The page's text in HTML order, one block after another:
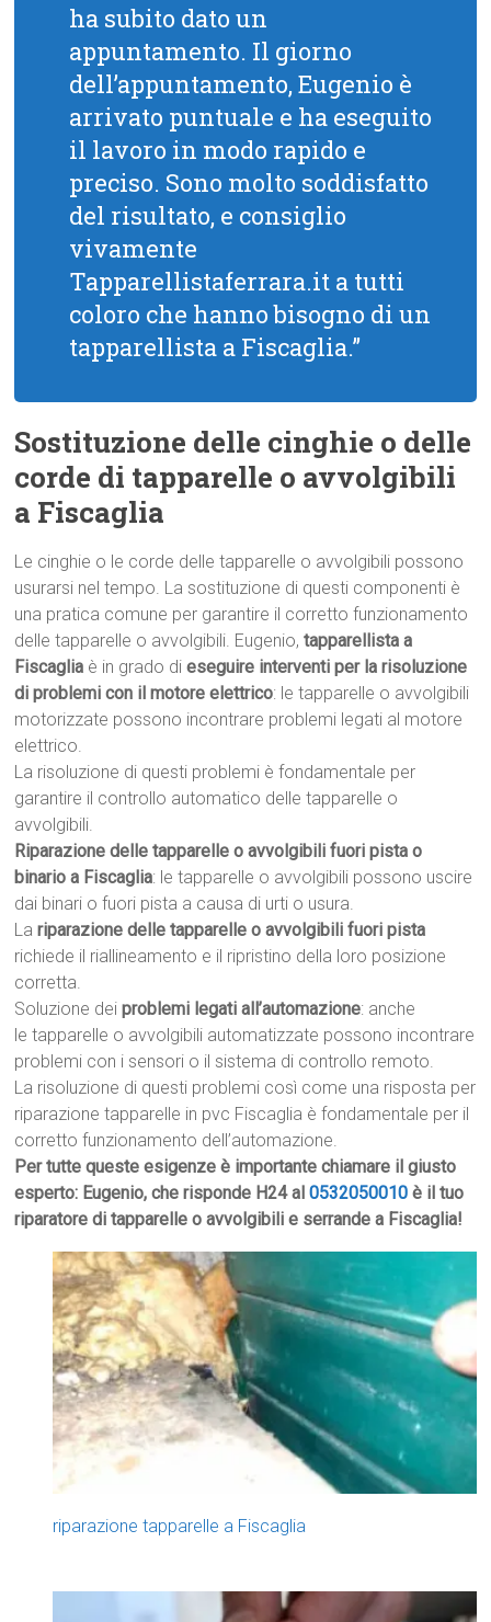
ha subito dato un
appuntamento. Il giorno
dell’appuntamento, Eugenio è
arrivato puntuale e ha eseguito
il lavoro in modo rapido e
preciso. Sono molto soddisfatto
del risultato, e consiglio
vivamente
Tapparellistaferrara.it a tutti
coloro che hanno bisogno di un
tapparellista a Fiscaglia.”
Sostituzione delle cinghie o delle
corde di tapparelle o avvolgibili
a Fiscaglia
Le cinghie o le corde delle tapparelle o avvolgibili possono
usurarsi nel tempo. La sostituzione di questi componenti è
una pratica comune per garantire il corretto funzionamento
delle tapparelle o avvolgibili. Eugenio,tapparellista a
Fiscaglia è in grado dieseguire interventi per la risoluzione
di problemi con il motore elettrico: le tapparelle o avvolgibili
motorizzate possono incontrare problemi legati al motore
elettrico.
La risoluzione di questi problemi è fondamentale per
garantire il controllo automatico delle tapparelle o
avvolgibili.
Riparazione delle tapparelle o avvolgibili fuori pista o
binario a Fiscaglia: le tapparelle o avvolgibili possono uscire
dai binari o fuori pista a causa di urti o usura.
Lariparazione delle tapparelle o avvolgibili fuori pista
richiede il riallineamento e il ripristino della loro posizione
corretta.
Soluzione deiproblemi legati all’automazione: anche
le tapparelle o avvolgibili automatizzate possono incontrare
problemi con i sensori o il sistema di controllo remoto.
La risoluzione di questi problemi così come una risposta per
riparazione tapparelle in pvc Fiscaglia è fondamentale per il
corretto funzionamento dell’automazione.
Per tutte queste esigenze è importante chiamare il giusto
esperto: Eugenio, che risponde H24 al0532050010 è il tuo
riparatore di tapparelle o avvolgibili e serrande a Fiscaglia!
riparazione tapparelle a Fiscaglia